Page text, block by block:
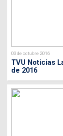
03 de octubre 2016
TVU Noticias
de 2016